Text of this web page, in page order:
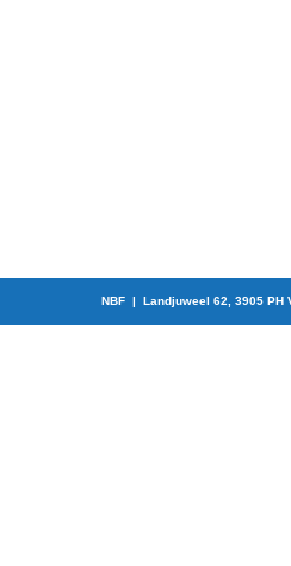
NBF | Landjuweel 62, 3905